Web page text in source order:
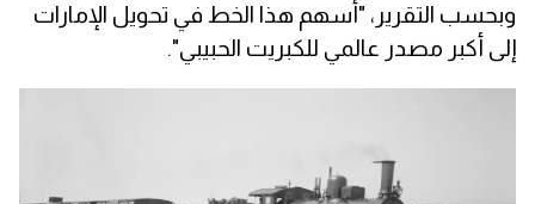
وبحسب التقرير، "أسهم هذا الخط في تحويل الإمارات
إلى أكبر مصدر عالمي للكبريت الحبيبي".